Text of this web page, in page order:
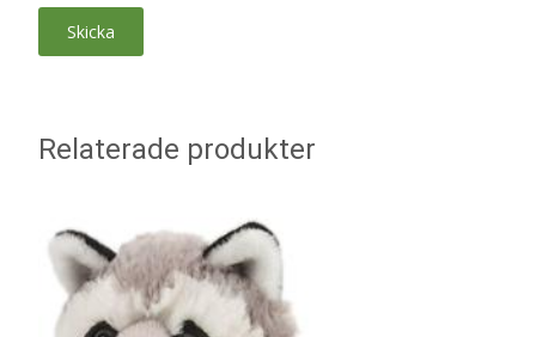
Relaterade produkter